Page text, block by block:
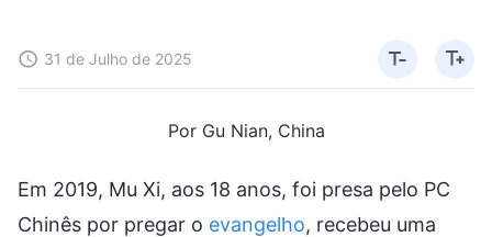
31 de Julho de 2025
Por Gu Nian, China
Em 2019, Mu Xi, aos 18 anos, foi presa pelo PC
Chinês por pregar o evangelho, recebeu uma